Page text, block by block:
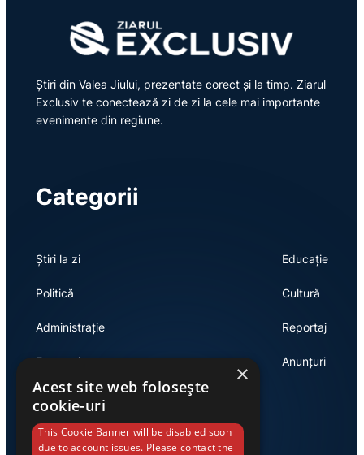
Știri din Valea Jiului, prezentate corect și la timp. Ziarul
Exclusiv te conectează zi de zi la cele mai importante
evenimente din regiune.
Categorii
Știri la zi
Politică
Administrație
Economie
Educație
Cultură
Reportaj
Anunțuri
Link-uri utile
×
Acest site web folosește
cookie-uri
This Cookie Banner will be disabled soon
due to account issues. Please contact the